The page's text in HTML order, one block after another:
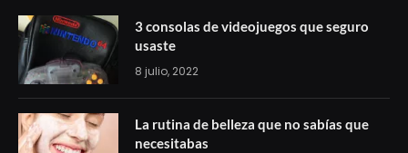
3 consolas de videojuegos que seguro
usaste
8 julio, 2022
La rutina de belleza que no sabías que
necesitabas